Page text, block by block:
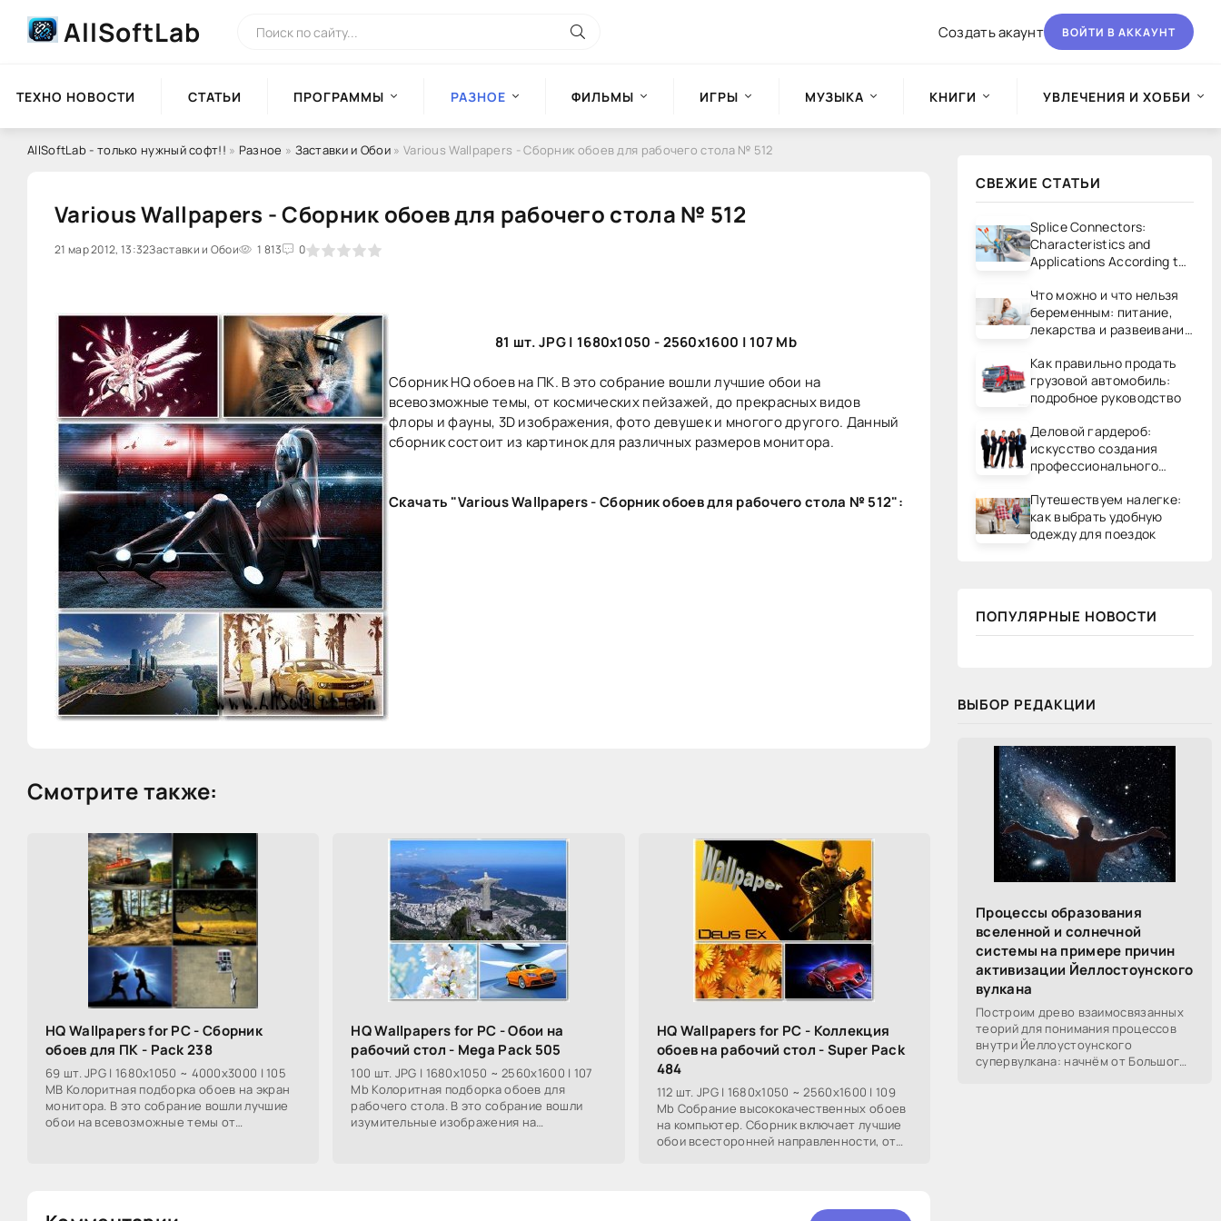
AllSoftLab Создать акаунт ВОЙТИ В АККАУНТ
ТЕХНО НОВОСТИ СТАТЬИ ПРОГРАММЫ РАЗНОЕ ФИЛЬМЫ ИГРЫ МУЗЫКА КНИГИ УВЛЕЧЕНИЯ И ХОББИ
AllSoftLab - только нужный софт!! » Разное » Заставки и Обои » Various Wallpapers - Сборник обоев для рабочего стола № 512
Various Wallpapers - Сборник обоев для рабочего стола № 512
21 мар 2012, 13:32Заставки и Обои 1 813 0
0 1 2 3 4 5
81 шт. JPG | 1680x1050 - 2560x1600 | 107 Mb
Сборник HQ обоев на ПК. В это собрание вошли лучшие обои на
всевозможные темы, от космических пейзажей, до прекрасных видов
флоры и фауны, 3D изображения, фото девушек и многого другого. Данный
сборник состоит из картинок для различных размеров монитора.
Скачать "Various Wallpapers - Сборник обоев для рабочего стола № 512":
Смотрите также:
HQ Wallpapers for PC - Сборник
обоев для ПК - Pack 238
69 шт. JPG | 1680x1050 ~ 4000x3000 | 105
MB Колоритная подборка обоев на экран
монитора. В это собрание вошли лучшие
обои на всевозможные темы от
HQ Wallpapers for PC - Обои на
рабочий стол - Mega Pack 505
100 шт. JPG | 1680x1050 ~ 2560x1600 | 107
Mb Колоритная подборка обоев для
рабочего стола. В это собрание вошли
изумительные изображения на
HQ Wallpapers for PC - Коллекция
обоев на рабочий стол - Super Pack
484
112 шт. JPG | 1680x1050 ~ 2560x1600 | 109
Mb Собрание высококачественных обоев
на компьютер. Сборник включает лучшие
обои всесторонней направленности, от
СВЕЖИЕ СТАТЬИ
Splice Connectors:
Characteristics and
Applications According to
Что можно и что нельзя
беременным: питание,
лекарства и развеивание
Как правильно продать
грузовой автомобиль:
подробное руководство
Деловой гардероб:
искусство создания
профессионального
Путешествуем налегке:
как выбрать удобную
одежду для поездок
ПОПУЛЯРНЫЕ НОВОСТИ
ВЫБОР РЕДАКЦИИ
Процессы образования
вселенной и солнечной
системы на примере причин
активизации Йеллостоунского
вулкана
Построим древо взаимосвязанных
теорий для понимания процессов
внутри Йеллоустоунского
супервулкана: начнём от Большого